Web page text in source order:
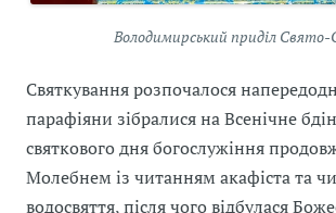
Володимирський приділ Свято-
Святкування розпочалося
парафіяни зібралися на Всенічне
святкового дня богослужіння
Молебнем із читанням акафіста та
водосвяття, після чого відбулася